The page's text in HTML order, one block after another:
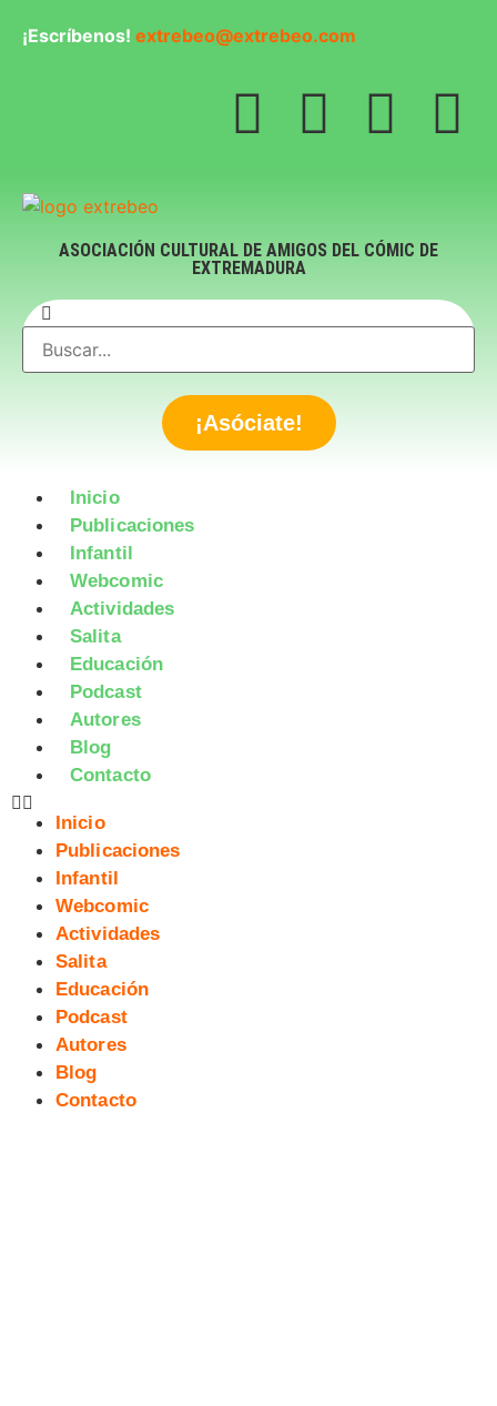
¡Escríbenos! extrebeo@extrebeo.com
ASOCIACIÓN CULTURAL DE AMIGOS DEL CÓMIC DE
EXTREMADURA
¡Asóciate!
Inicio
Publicaciones
Infantil
Webcomic
Actividades
Salita
Educación
Podcast
Autores
Blog
Contacto
Inicio
Publicaciones
Infantil
Webcomic
Actividades
Salita
Educación
Podcast
Autores
Blog
Contacto